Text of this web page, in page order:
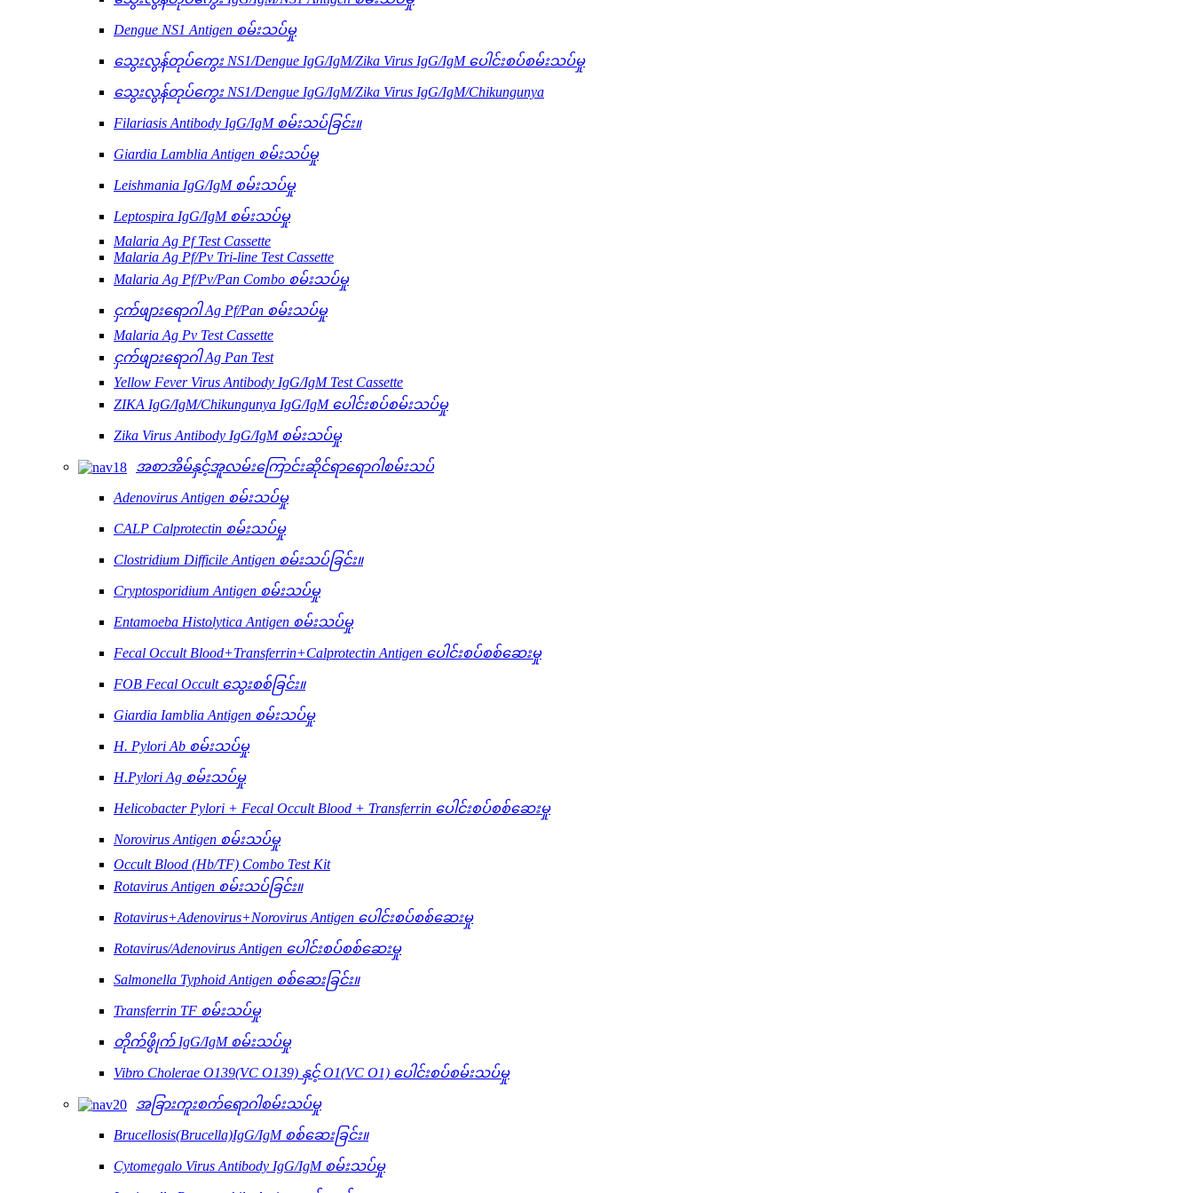
Dengue NS1 Antigen စမ်းသပ်မှု
သွေးလွန်တုပ်ကွေး NS1/Dengue IgG/IgM/Zika Virus IgG/IgM ပေါင်းစပ်စမ်းသပ်မှု
သွေးလွန်တုပ်ကွေး NS1/Dengue IgG/IgM/Zika Virus IgG/IgM/Chikungunya
Filariasis Antibody IgG/IgM စမ်းသပ်ခြင်း။
Giardia Lamblia Antigen စမ်းသပ်မှု
Leishmania IgG/IgM စမ်းသပ်မှု
Leptospira IgG/IgM စမ်းသပ်မှု
Malaria Ag Pf Test Cassette
Malaria Ag Pf/Pv Tri-line Test Cassette
Malaria Ag Pf/Pv/Pan Combo စမ်းသပ်မှု
ငှက်ဖျားရောဂါ Ag Pf/Pan စမ်းသပ်မှု
Malaria Ag Pv Test Cassette
ငှက်ဖျားရောဂါ Ag Pan Test
Yellow Fever Virus Antibody IgG/IgM Test Cassette
ZIKA IgG/IgM/Chikungunya IgG/IgM ပေါင်းစပ်စမ်းသပ်မှု
Zika Virus Antibody IgG/IgM စမ်းသပ်မှု
အစာအိမ်နှင့်အူလမ်းကြောင်းဆိုင်ရာရောဂါစမ်းသပ်
Adenovirus Antigen စမ်းသပ်မှု
CALP Calprotectin စမ်းသပ်မှု
Clostridium Difficile Antigen စမ်းသပ်ခြင်း။
Cryptosporidium Antigen စမ်းသပ်မှု
Entamoeba Histolytica Antigen စမ်းသပ်မှု
Fecal Occult Blood+Transferrin+Calprotectin Antigen ပေါင်းစပ်စစ်ဆေးမှု
FOB Fecal Occult သွေးစစ်ခြင်း။
Giardia Iamblia Antigen စမ်းသပ်မှု
H. Pylori Ab စမ်းသပ်မှု
H.Pylori Ag စမ်းသပ်မှု
Helicobacter Pylori + Fecal Occult Blood + Transferrin ပေါင်းစပ်စစ်ဆေးမှု
Norovirus Antigen စမ်းသပ်မှု
Occult Blood (Hb/TF) Combo Test Kit
Rotavirus Antigen စမ်းသပ်ခြင်း။
Rotavirus+Adenovirus+Norovirus Antigen ပေါင်းစပ်စစ်ဆေးမှု
Rotavirus/Adenovirus Antigen ပေါင်းစပ်စစ်ဆေးမှု
Salmonella Typhoid Antigen စစ်ဆေးခြင်း။
Transferrin TF စမ်းသပ်မှု
တိုက်ဖွိုက် IgG/IgM စမ်းသပ်မှု
Vibro Cholerae O139(VC O139) နှင့် O1(VC O1) ပေါင်းစပ်စမ်းသပ်မှု
အခြားကူးစက်ရောဂါစမ်းသပ်မှု
Brucellosis(Brucella)IgG/IgM စစ်ဆေးခြင်း။
Cytomegalo Virus Antibody IgG/IgM စမ်းသပ်မှု